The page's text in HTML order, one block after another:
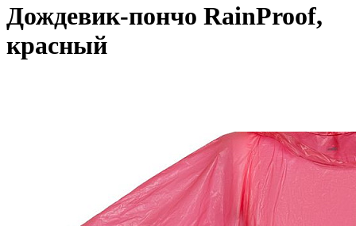
Дождевик-пончо RainProof,
красный